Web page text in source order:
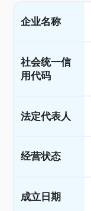
企业名称
社会统一信
用代码
法定代表人
经营状态
成立日期